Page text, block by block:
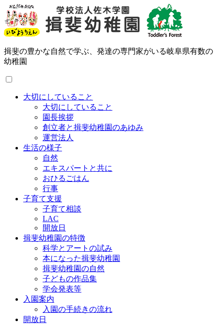
揖斐の豊かな自然で学ぶ、発達の専門家がいる岐阜県有数の
幼稚園
大切にしていること
大切にしていること
園長挨拶
創立者と揖斐幼稚園のあゆみ
運営法人
生活の様子
自然
エキスパートと共に
おひるごはん
行事
子育て支援
子育て相談
LAC
開放日
揖斐幼稚園の特徴
科学とアートの試み
本になった揖斐幼稚園
揖斐幼稚園の自然
子どもの作品集
学会発表等
入園案内
入園の手続きの流れ
開放日